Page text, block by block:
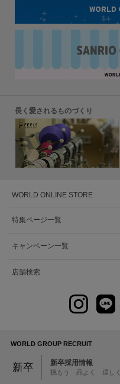
長く愛されるものづくり
WORLD ONLINE STORE
特集ページ一覧
キャンペーン一覧
店舗検索
WORLD GROUP RECRUIT
新卒 新卒採用情報
挑もう 品よく 逞しく